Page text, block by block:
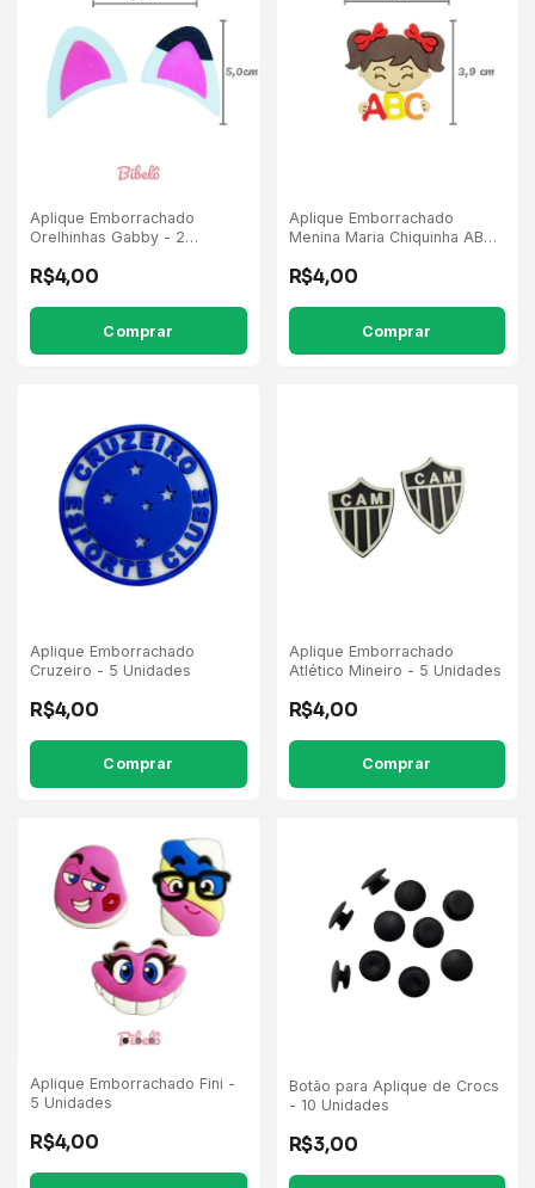
Aplique Emborrachado
Orelhinhas Gabby - 2
R$4,00
Aplique Emborrachado
Menina Maria Chiquinha ABC
R$4,00
Aplique Emborrachado
Cruzeiro - 5 Unidades
R$4,00
Aplique Emborrachado
Atlético Mineiro - 5 Unidades
R$4,00
Aplique Emborrachado Fini -
5 Unidades
R$4,00
Botão para Aplique de Crocs
- 10 Unidades
R$3,00